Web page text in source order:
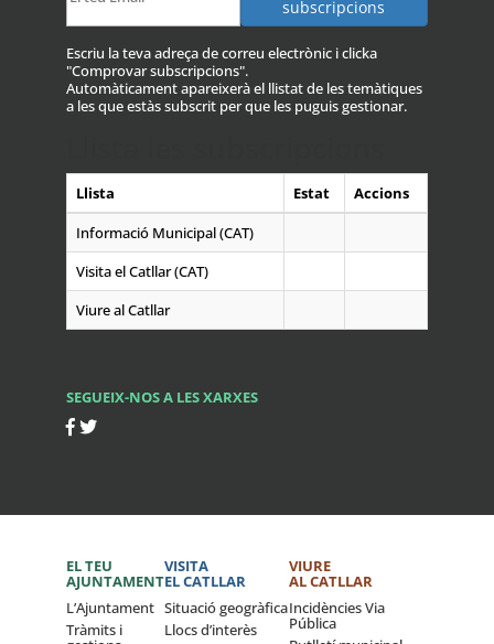
Escriu la teva adreça de correu electrònic i clicka
"Comprovar subscripcions".
Automàticament apareixerà el llistat de les temàtiques
a les que estàs subscrit per que les puguis gestionar.
Llista Estat
Accions
Informació Municipal (CAT)
Visita el Catllar (CAT)
Viure al Catllar
SEGUEIX-NOS A LES XARXES
EL TEU
AJUNTAMENT
L’Ajuntament
Tràmits i
VISITA
EL CATLLAR
Situació geogràfica
Llocs d’interès
VIURE
AL CATLLAR
Incidències Via
Pública